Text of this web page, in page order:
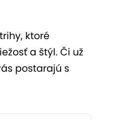
ktoré
a štýl. Či už
postarajú s